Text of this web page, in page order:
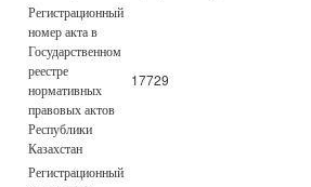
Регистрационный
номер акта в
Государственном
реестре
нормативных
правовых актов
Республики
Казахстан
17729
Регистрационный